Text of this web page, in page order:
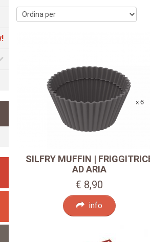
SILFRY MUFFIN |
AD ARIA
€ 8,90
info